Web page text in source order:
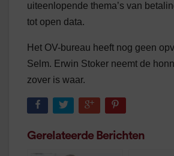
uiteenlopende thema’s van
tot open data.
Het OV-bureau heeft nog geen
Selm. Erwin Stoker neemt de
zover is waar.
Gerelateerde Berichten